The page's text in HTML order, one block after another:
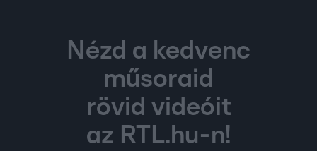
Nézd a kedvenc
műsoraid
rövid videóit
az RTL.hu-n!